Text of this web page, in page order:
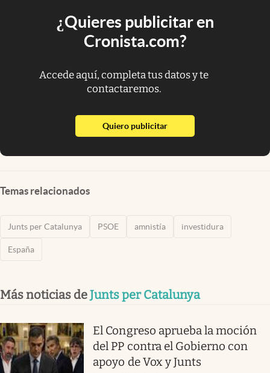
¿Quieres publicitar en
Cronista.com?
Accede aquí, completa tus datos y te
contactaremos.
Quiero publicitarabre en nueva pestaña
Temas relacionados
Junts per Catalunya PSOE amnistía investidura
España
Más noticias deJunts per Catalunya
El Congreso aprueba la moción
del PP contra el Gobierno con
apoyo de Vox y Junts